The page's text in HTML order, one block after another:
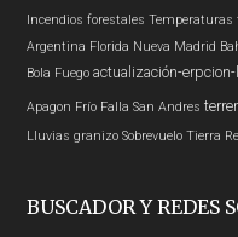
Incendios forestales Temperaturas
Argentina Florida Nueva Madrid
Bola Fuego actualización-
Apagon Frío Falla San Andres
Lluvias granizo Sobrevuelo Tierra
BUSCADOR Y REDES